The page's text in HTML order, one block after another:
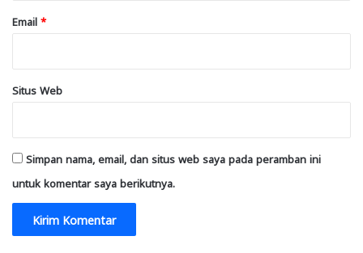
Email *
Situs Web
Simpan nama, email, dan situs web saya pada peramban ini
untuk komentar saya berikutnya.